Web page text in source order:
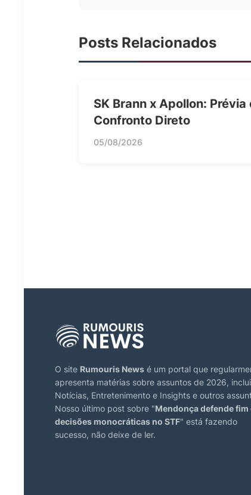
Posts Relacionados
SK Brann x Apollon: Prévia
Confronto Direto
05/08/2026
O site Rumouris News é um portal que
apresenta matérias sobre assuntos de 2026,
Notícias, Entretenimento e Insights e outros
Nosso último post sobre "Mendonça defende fim
decisões monocráticas no STF" está fazendo
sucesso, não deixe de ler.